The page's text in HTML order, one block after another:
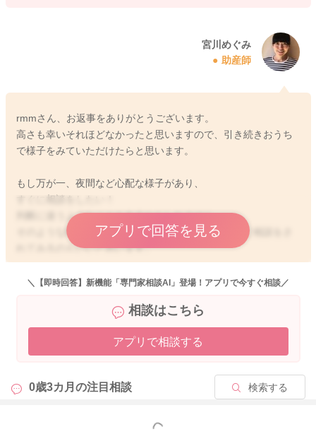
宮川めぐみ
助産師
rmmさん、お返事をありがとうございます。
高さも幸いそれほどなかったと思いますので、引き続きおうち
で様子をみていただけたらと思います。
もし万が一、夜間など心配な様子があり、
判断に迷うようなこともあるかもしれません。
そのような時にはお住まいの地域の救急相談窓口にご相談をさ
れてみるのもいいと思います。
夜間、休日対応をしてくれている医療機関のご紹介もお住まい
の地域の広報やHPなどでもご紹介をされていると思いますの
また下記のところへご相談いただくのも良いかと思いますよ。
https://www.mhlw.go.jp/topics/2006/10/tp1010-3.html
アプリで回答を見る
＼【即時回答】新機能「専門家相談AI」登場！アプリで今すぐ相談／
相談はこちら
アプリで相談する
0歳3カ月の注目相談 検索する
もっと見る